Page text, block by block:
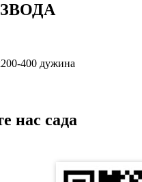
400 дужина
нас сада